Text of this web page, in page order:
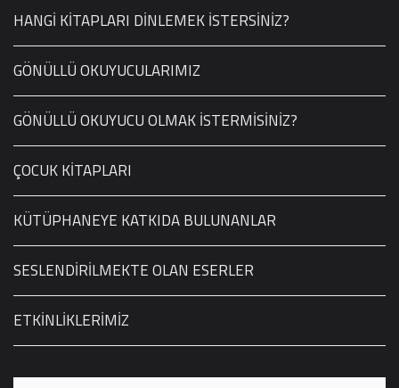
HANGİ KİTAPLARI DİNLEMEK İSTERSİNİZ?
GÖNÜLLÜ OKUYUCULARIMIZ
GÖNÜLLÜ OKUYUCU OLMAK İSTERMİSİNİZ?
ÇOCUK KİTAPLARI
KÜTÜPHANEYE KATKIDA BULUNANLAR
SESLENDİRİLMEKTE OLAN ESERLER
ETKİNLİKLERİMİZ